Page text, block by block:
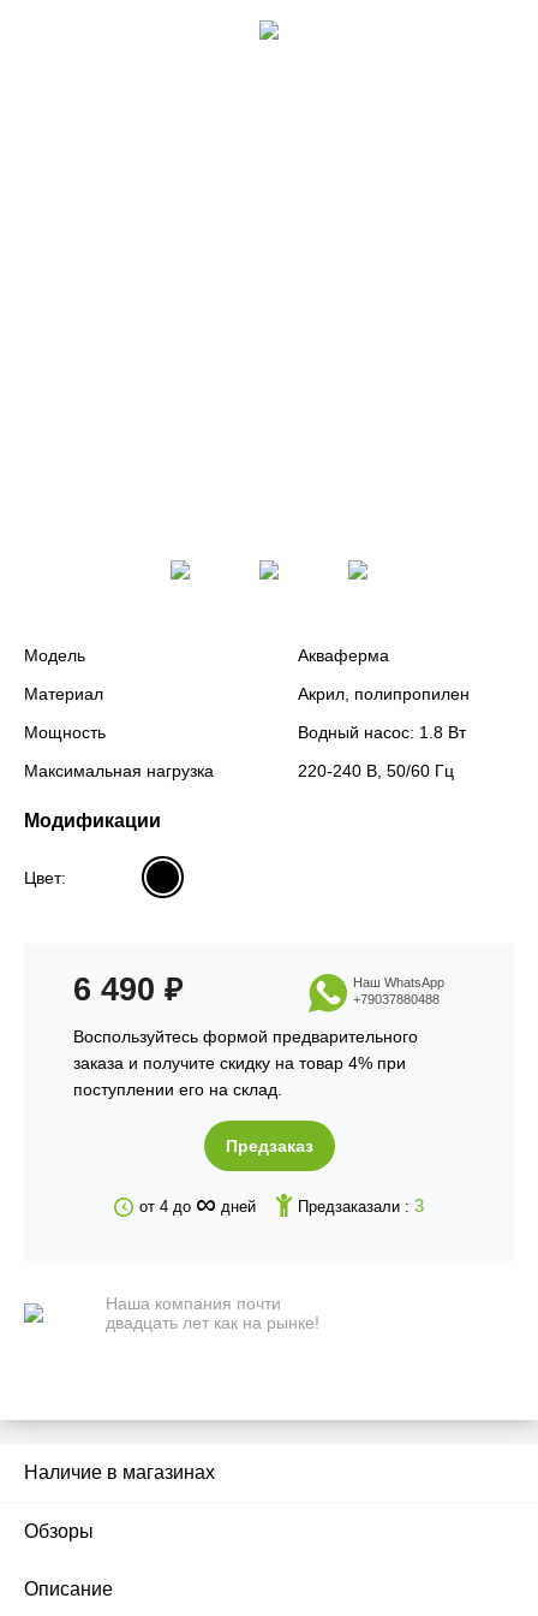
Модель
Акваферма
Материал
Акрил, полипропилен
Мощность
Водный насос: 1.8 Вт
Максимальная нагрузка
220-240 В, 50/60 Гц
Модификации
Цвет:
6 490 ₽
Воспользуйтесь формой предварительного
заказа и получите скидку на товар 4% при
поступлении его на склад.
Наш WhatsApp
+79037880488
Предзаказ
от 4 до ∞ дней Предзаказали : 3
Наша компания почти
двадцать лет как на рынке!
Наличие в магазинах
Обзоры
Описание